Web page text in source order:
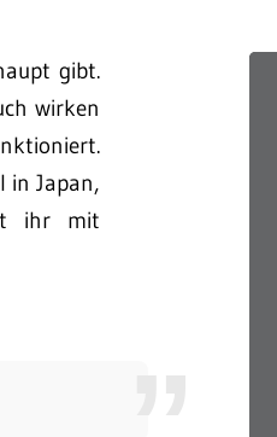
gibt.
wirken
in Japan,
ihr mit